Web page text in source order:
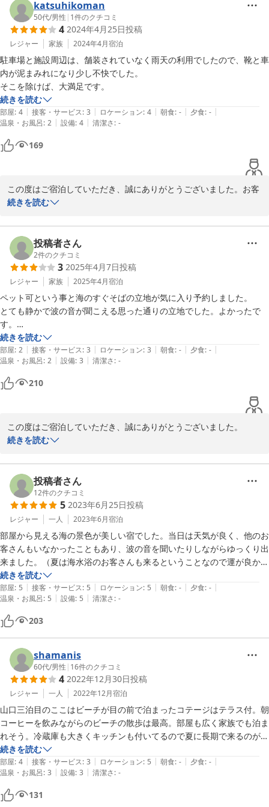
katsuhikoman
50代/男性 | 1件のクチコミ
4 2024年4月25日投稿
レジャー 家族 2024年4月宿泊
駐車場と施設周辺は、舗装されていなく雨天の利用でしたので、靴と車
内が泥まみれになり少し不快でした。
そこを除けば、大満足です。
続きを読む
部屋: 4 | 接客・サービス: 3 | ロケーション: 4 | 朝食: - | 夕食: - |
温泉・お風呂: 2 | 設備: 4 | 清潔さ: -
169
この度はご宿泊していただき、誠にありがとうございました。お客
様の貴重なご意見を参考にし、当施設をより良いものにしていける
同心よりお待ちしております。
シーブリーズ+1987　店主
2024-07-29
続きを読む
投稿者さん
2件のクチコミ
3 2025年4月7日投稿
レジャー 家族 2025年4月宿泊
ペット可という事と海のすぐそばの立地が気に入り予約しました。
とても静かで波の音が聞こえる思った通りの立地でした。よかったで
す。
ただ中学生以上の大人4人は少しせまいかなーと感じました。
ワンコ連れだったので最後備え付けの掃除機を使用しようとしたところ
壊れているのか使い方が間違っているのかわかりませんが使えませんで
した。（掃除機のコンセントのところにテープで補正してあったので普
段から接触が悪いのかな？と思いました）掃除機を持ち上げると吸い込
コロコロも備え付けてくださってましたが壊れておりとても使いにくか
ったです。
ただ金曜日で他の宿泊客もいませんし気兼ねなく宿泊できました。
続きを読む
部屋: 2 | 接客・サービス: 3 | ロケーション: 3 | 朝食: - | 夕食: - |
温泉・お風呂: 2 | 設備: 3 | 清潔さ: -
210
この度はご宿泊していただき、誠にありがとうございました。
設備や備品について不快な思いをさせてしまい、誠に申し訳ありま
。お客様の貴重なご意見を参考に改善に努めてまいります。
またお越しいただけると幸いです。
2025-04-07
続きを読む
投稿者さん
12件のクチコミ
5 2023年6月25日投稿
レジャー 一人 2023年6月宿泊
部屋から見える海の景色が美しい宿でした。当日は天気が良く、他のお
客さんもいなかったこともあり、波の音を聞いたりしながらゆっくり出
来ました。（夏は海水浴のお客さんも来るということなので運が良かっ
たと思っています。）部屋も綺麗でした。併設のような形でハンバーガ
ー屋さんがあり、事前にお願いするとご飯を作ってもらえるようです。
今回はハンバーガーをいただきましたがボリュームたっぷりで大変美味
しく、次回も食べたいと思いました。ちなみに周りは自販機含めて何も
ないです。最寄りのコンビニもかなり離れてるので、地図を見るなどし
て必ず事前に必要なものを買うようにしてください。それでも最高の宿
なので強くオススメします。
続きを読む
部屋: 5 | 接客・サービス: 5 | ロケーション: 5 | 朝食: - | 夕食: - |
温泉・お風呂: 5 | 設備: 5 | 清潔さ: -
203
shamanis
60代/男性 | 16件のクチコミ
4 2022年12月30日投稿
レジャー 一人 2022年12月宿泊
山口三泊目のここはビーチが目の前で泊まったコテージはテラス付。朝
コーヒーを飲みながらのビーチの散歩は最高。部屋も広く家族でも泊ま
れそう。冷蔵庫も大きくキッチンも付いてるので夏に長期で来るのが楽
しいかと。夜遅く着いた為、併設のPiratesと言うレストランで食事を
楽しめなかったのが心残り。
続きを読む
部屋: 4 | 接客・サービス: 3 | ロケーション: 5 | 朝食: - | 夕食: - |
温泉・お風呂: 3 | 設備: 3 | 清潔さ: -
131